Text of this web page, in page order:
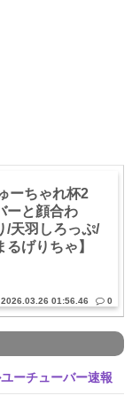
ーちゃれ杯2
ーと顔合わ
/天羽しろっぷ/
げりちゃ】
01:56.46 0
ーチューバー速報